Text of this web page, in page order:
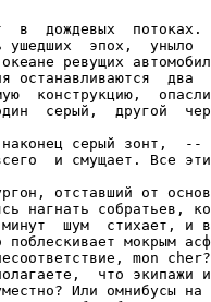
в  дождевых  потоках.
ушедших  эпох,  уныло
ревущих
останавливаются
конструкцию,
серый,  другой
серый зонт,  --
и смущает. Все
отставший от
нагнать собратьев,
шум  стихает, и
поблескивает мокрым
mon
что экипажи и
Или омнибусы